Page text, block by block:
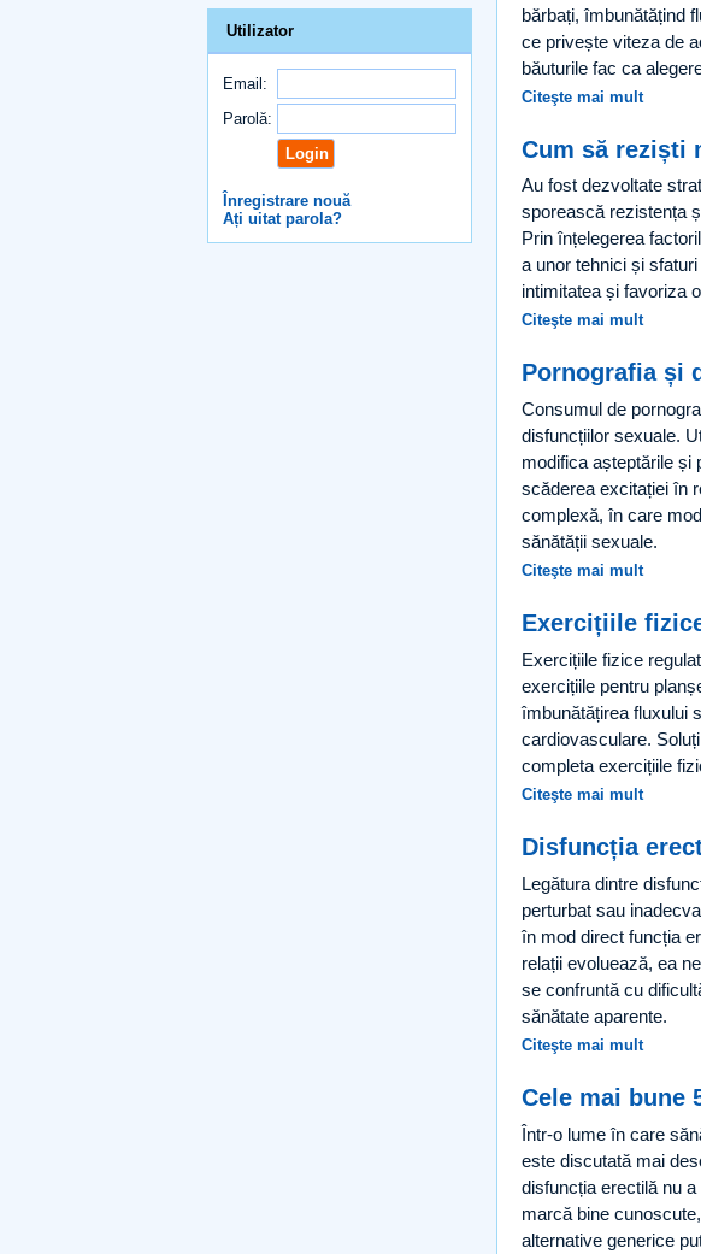
Utilizator
Email:
Parolă:
Înregistrare nouă
Ați uitat parola?
bărbați, îmbunătățind
ce privește viteza de
băuturile fac ca
Citeşte mai mult
Cum să reziști
Au fost dezvoltate
sporească rezistența
Prin înțelegerea
a unor tehnici și
intimitatea și favoriza
Citeşte mai mult
Pornografia și
Consumul de
disfuncțiilor sexuale.
modifica așteptările și
scăderea excitației în
complexă, în care
sănătății sexuale.
Citeşte mai mult
Exercițiile
Exercițiile fizice
exercițiile pentru
îmbunătățirea fluxului
cardiovasculare.
completa exercițiile
Citeşte mai mult
Disfuncția
Legătura dintre
perturbat sau
în mod direct funcția
relații evoluează, ea
se confruntă cu
sănătate aparente.
Citeşte mai mult
Cele mai bune
Într-o lume în care
este discutată mai
disfuncția erectilă nu
marcă bine
alternative generice